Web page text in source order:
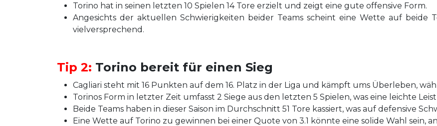
Torino hat in seinen letzten 10 Spielen 14 Tore erzielt und zeigt eine gute offensive Form.
Angesichts der aktuellen Schwierigkeiten beider Teams scheint eine Wette auf beide
vielversprechend.
Tip 2: Torino bereit für einen Sieg
Cagliari steht mit 16 Punkten auf dem 16. Platz in der Liga und kämpft ums Überleben,
Torinos Form in letzter Zeit umfasst 2 Siege aus den letzten 5 Spielen, was eine leichte
Beide Teams haben in dieser Saison im Durchschnitt 51 Tore kassiert, was auf defensive
Eine Wette auf Torino zu gewinnen bei einer Quote von 3.1 könnte eine solide Wahl sein,